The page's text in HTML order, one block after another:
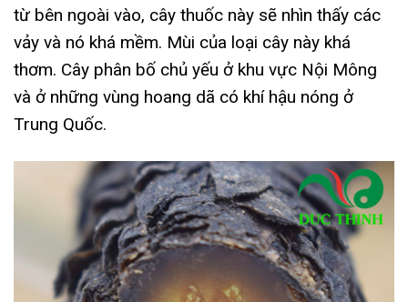
từ bên ngoài vào, cây thuốc này sẽ nhìn thấy các
vảy và nó khá mềm. Mùi của loại cây này khá
thơm. Cây phân bố chủ yếu ở khu vực Nội Mông
và ở những vùng hoang dã có khí hậu nóng ở
Trung Quốc.